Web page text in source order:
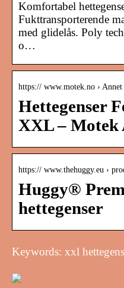
Komfortabel
Fukttransporterende
med glidelås. Poly
o…
https:// www.motek.no › Annet
Hettegenser
XXL – Motek
https:// www.thehuggy.eu ›
Huggy®
hettegenser
Keywords: xxl